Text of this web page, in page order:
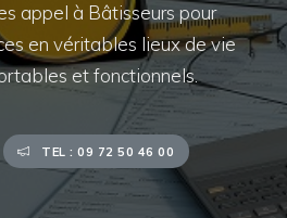
appel à Bâtisseurs pour
en véritables lieux de vie
et fonctionnels.
TEL : 09 72 50 46 00